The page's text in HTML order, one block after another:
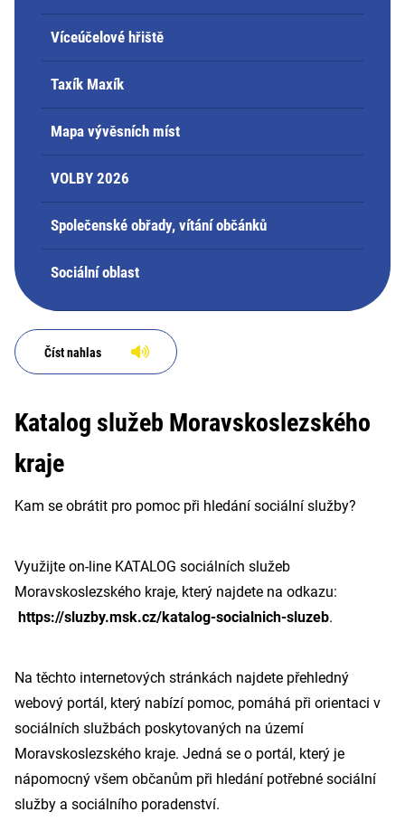
Číst nahlas
Katalog služeb Moravskoslezského
kraje
Kam se obrátit pro pomoc při hledání sociální služby?
Využijte on-line KATALOG sociálních služeb
Moravskoslezského kraje, který najdete na odkazu:
https://sluzby.msk.cz/katalog-socialnich-sluzeb.
Na těchto internetových stránkách najdete přehledný
webový portál, který nabízí pomoc, pomáhá při orientaci v
sociálních službách poskytovaných na území
Moravskoslezského kraje. Jedná se o portál, který je
nápomocný všem občanům při hledání potřebné sociální
služby a sociálního poradenství.
Víceúčelové hřiště
Taxík Maxík
Mapa vývěsních míst
VOLBY 2026
Společenské obřady, vítání občánků
Sociální oblast